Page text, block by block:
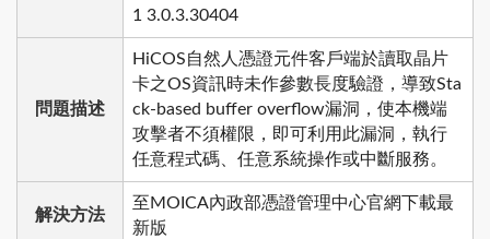
1 3.0.3.30404
問題描述
HiCOS自然人憑證元件客戶端於讀取晶片
卡之OS資訊時未作參數長度驗證，導致Sta
ck-based buffer overflow漏洞，使本機端
攻擊者不須權限，即可利用此漏洞，執行
任意程式碼、任意系統操作或中斷服務。
解決方法
至MOICA內政部憑證管理中心官網下載最
新版